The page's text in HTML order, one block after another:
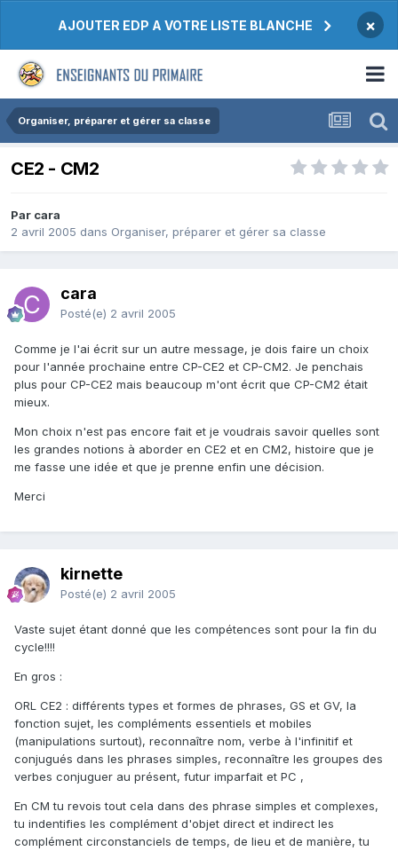
AJOUTER EDP A VOTRE LISTE BLANCHE ×
Organiser, préparer et gérer sa classe
CE2 - CM2
Par cara
2 avril 2005 dans Organiser, préparer et gérer sa classe
cara
Posté(e) 2 avril 2005
Comme je l'ai écrit sur un autre message, je dois faire un choix
pour l'année prochaine entre CP-CE2 et CP-CM2. Je penchais
plus pour CP-CE2 mais beaucoup m'ont écrit que CP-CM2 était
mieux.
Mon choix n'est pas encore fait et je voudrais savoir quelles sont
les grandes notions à aborder en CE2 et en CM2, histoire que je
me fasse une idée et que je prenne enfin une décision.
Merci
kirnette
Posté(e) 2 avril 2005
Vaste sujet étant donné que les compétences sont pour la fin du
cycle!!!!
En gros :
ORL CE2 : différents types et formes de phrases, GS et GV, la
fonction sujet, les compléments essentiels et mobiles
(manipulations surtout), reconnaître nom, verbe à l'infinitif et
conjugués dans les phrases simples, reconnaître les groupes des
verbes conjuguer au présent, futur imparfait et PC ,
En CM tu revois tout cela dans des phrase simples et complexes,
tu indentifies les complément d'objet direct et indirect les
complément circonstanciels de temps, de lieu et de manière, tu